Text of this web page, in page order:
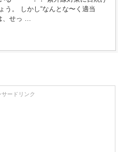
う。 しかし“なんとな〜く適当
、せっ …
ードリンク